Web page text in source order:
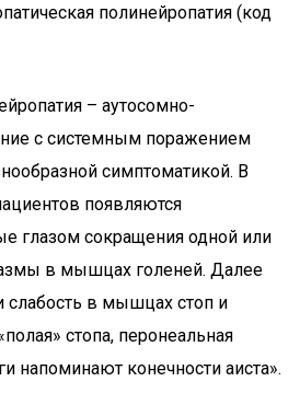
полинейропатия (код
– аутосомно-
с системным поражением
симптоматикой. В
появляются
глазом сокращения одной или
в мышцах голеней. Далее
слабость в мышцах стоп и
стопа, перонеальная
напоминают конечности аиста».